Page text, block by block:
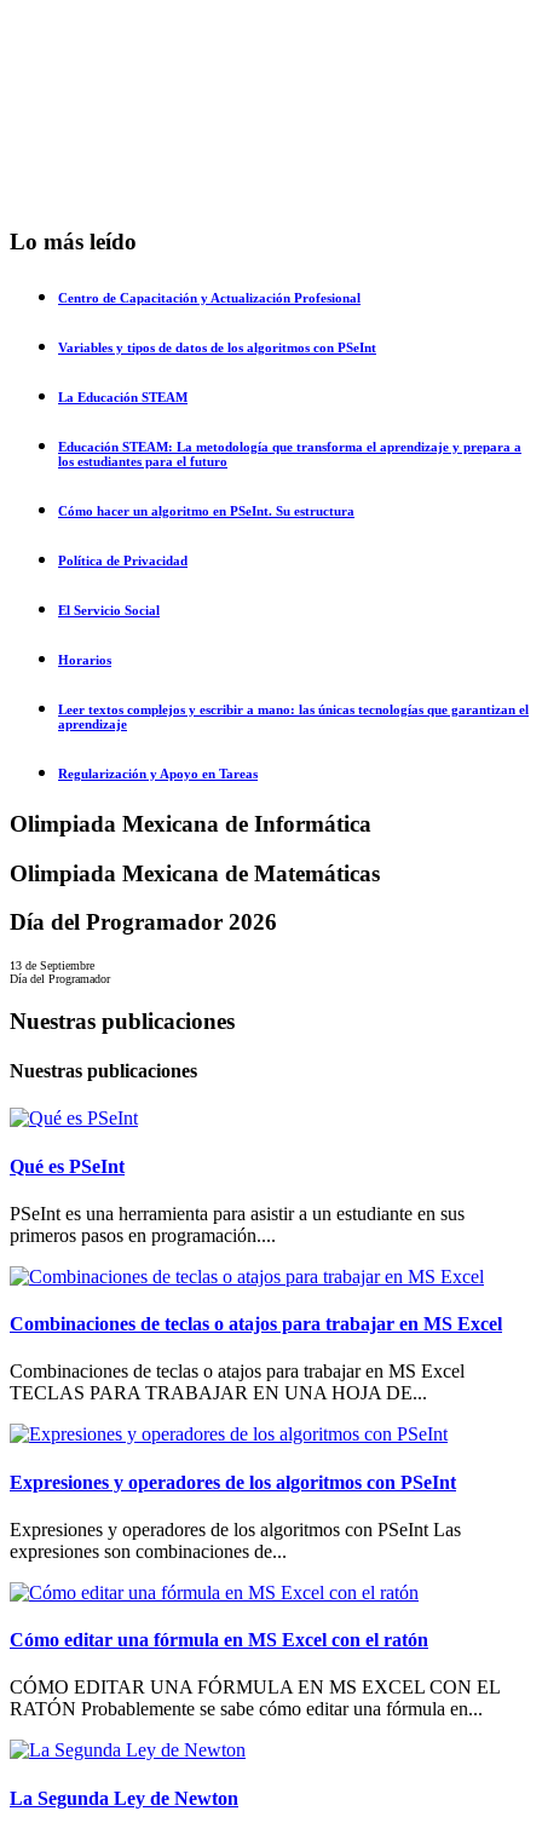
Lo más leído
Centro de Capacitación y Actualización Profesional
Variables y tipos de datos de los algoritmos con PSeInt
La Educación STEAM
Educación STEAM: La metodología que transforma el aprendizaje y prepara a
los estudiantes para el futuro
Cómo hacer un algoritmo en PSeInt. Su estructura
Política de Privacidad
El Servicio Social
Horarios
Leer textos complejos y escribir a mano: las únicas tecnologías que garantizan el
aprendizaje
Regularización y Apoyo en Tareas
Olimpiada Mexicana de Informática
Olimpiada Mexicana de Matemáticas
Día del Programador 2026
13 de Septiembre
Día del Programador
Nuestras publicaciones
Nuestras publicaciones
Qué es PSeInt
PSeInt es una herramienta para asistir a un estudiante en sus
primeros pasos en programación....
Combinaciones de teclas o atajos para trabajar en MS Excel
Combinaciones de teclas o atajos para trabajar en MS Excel
TECLAS PARA TRABAJAR EN UNA HOJA DE...
Expresiones y operadores de los algoritmos con PSeInt
Expresiones y operadores de los algoritmos con PSeInt Las
expresiones son combinaciones de...
Cómo editar una fórmula en MS Excel con el ratón
CÓMO EDITAR UNA FÓRMULA EN MS EXCEL CON EL
RATÓN Probablemente se sabe cómo editar una fórmula en...
La Segunda Ley de Newton